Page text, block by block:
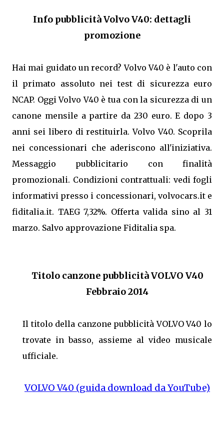
Info pubblicità Volvo V40: dettagli
promozione
Hai mai guidato un record? Volvo V40 è l'auto con
il primato assoluto nei test di sicurezza euro
NCAP. Oggi Volvo V40 è tua con la sicurezza di un
canone mensile a partire da 230 euro. E dopo 3
anni sei libero di restituirla. Volvo V40. Scoprila
nei concessionari che aderiscono all'iniziativa.
Messaggio pubblicitario con finalità
promozionali. Condizioni contrattuali: vedi fogli
informativi presso i concessionari, volvocars.it e
fiditalia.it. TAEG 7,32%. Offerta valida sino al 31
marzo. Salvo approvazione Fiditalia spa.
Titolo canzone pubblicità VOLVO V40
Febbraio 2014
Il titolo della canzone pubblicità VOLVO V40 lo
trovate in basso, assieme al video musicale
ufficiale.
VOLVO V40 (guida download da YouTube)